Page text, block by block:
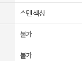
스텐 색상
불가
불가